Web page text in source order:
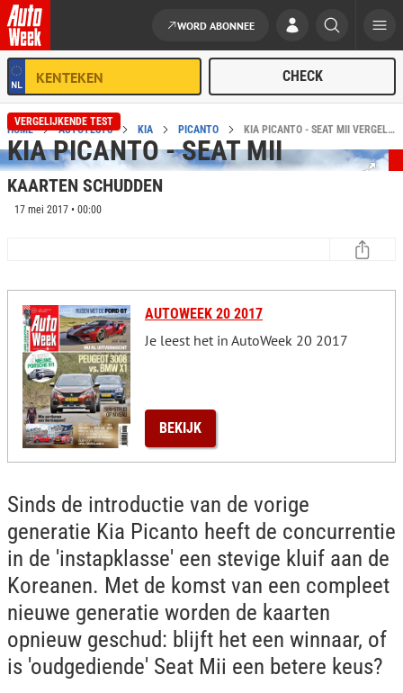
Ga naar de inhoud
WORD ABONNEE
HOME AUTOTESTS KIA PICANTO KIA PICANTO - SEAT MII VERGELIJKENDE TEST
VERGELIJKENDE TEST
KIA PICANTO - SEAT MII
KAARTEN SCHUDDEN
17 mei 2017 • 00:00
AUTOWEEK 20 2017
Je leest het in AutoWeek 20 2017
BEKIJK
Sinds de introductie van de vorige
generatie Kia Picanto heeft de concurrentie
in de 'instapklasse' een stevige kluif aan de
Koreanen. Met de komst van een compleet
nieuwe generatie worden de kaarten
opnieuw geschud: blijft het een winnaar, of
is 'oudgediende' Seat Mii een betere keus?